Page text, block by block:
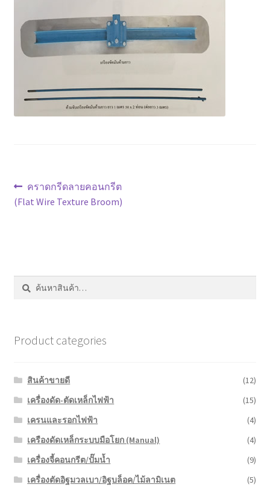
บทความ
ประวัติบริษัท
หน้าแรก COPKO
แนะแนว
เรื่อง
Previous
post:
คราดกรีดลายคอนกรีต
(Flat Wire Texture Broom)
ค้นหา:
ค้นหา
Product categories
สินค้าขายดี
(12)
เครื่องดัด-ตัดเหล็กไฟฟ้า
(15)
เครนและรอกไฟฟ้า
(4)
เครืองดัดเหล็กระบบมือโยก (Manual)
(4)
เครื่องจี้คอนกรีต/ปั๊มน้ำ
(9)
เครื่องตัดอิฐมวลเบา/อิฐบล็อค/ไม้ลามิเนต
(5)